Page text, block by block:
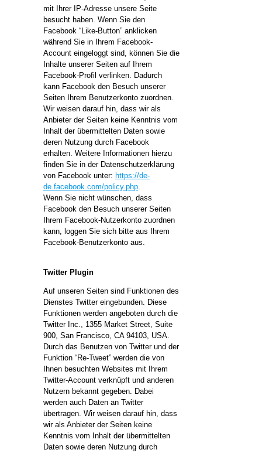
mit Ihrer IP-Adresse unsere Seite
besucht haben. Wenn Sie den
Facebook “Like-Button” anklicken
während Sie in Ihrem Facebook-
Account eingeloggt sind, können Sie die
Inhalte unserer Seiten auf Ihrem
Facebook-Profil verlinken. Dadurch
kann Facebook den Besuch unserer
Seiten Ihrem Benutzerkonto zuordnen.
Wir weisen darauf hin, dass wir als
Anbieter der Seiten keine Kenntnis vom
Inhalt der übermittelten Daten sowie
deren Nutzung durch Facebook
erhalten. Weitere Informationen hierzu
finden Sie in der Datenschutzerklärung
von Facebook unter: https://de-
de.facebook.com/policy.php.
Wenn Sie nicht wünschen, dass
Facebook den Besuch unserer Seiten
Ihrem Facebook-Nutzerkonto zuordnen
kann, loggen Sie sich bitte aus Ihrem
Facebook-Benutzerkonto aus.
Twitter Plugin
Auf unseren Seiten sind Funktionen des
Dienstes Twitter eingebunden. Diese
Funktionen werden angeboten durch die
Twitter Inc., 1355 Market Street, Suite
900, San Francisco, CA 94103, USA.
Durch das Benutzen von Twitter und der
Funktion “Re-Tweet” werden die von
Ihnen besuchten Websites mit Ihrem
Twitter-Account verknüpft und anderen
Nutzern bekannt gegeben. Dabei
werden auch Daten an Twitter
übertragen. Wir weisen darauf hin, dass
wir als Anbieter der Seiten keine
Kenntnis vom Inhalt der übermittelten
Daten sowie deren Nutzung durch